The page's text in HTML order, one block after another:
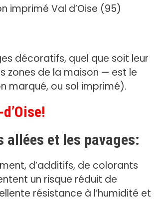
décoratifs, quel que soit leur
zones de la maison — est le
marqué, ou sol imprimé).
allées et les pavages:
d’additifs, de colorants
un risque réduit de
résistance à l’humidité et